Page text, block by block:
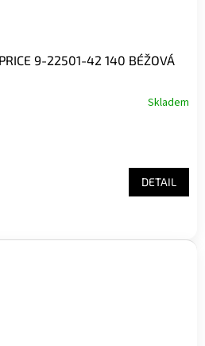
9-22501-42 140 BÉŽOVÁ
Skladem
DETAIL